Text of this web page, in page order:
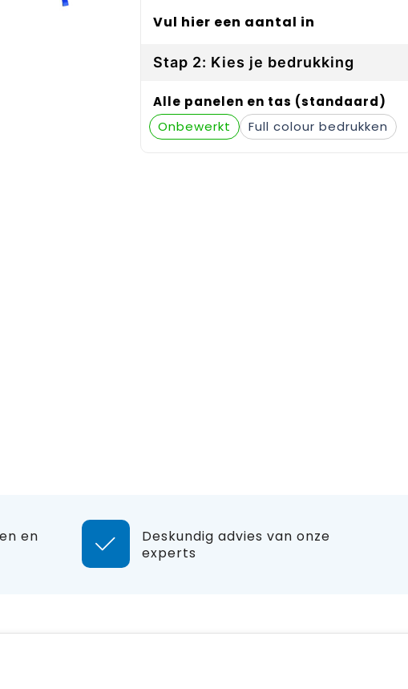
Vul hier een aantal in
Stap 2: Kies je bedrukking
Alle panelen en tas (standaard)
Onbewerkt
Full colour
en
Deskundig advies van onze
experts